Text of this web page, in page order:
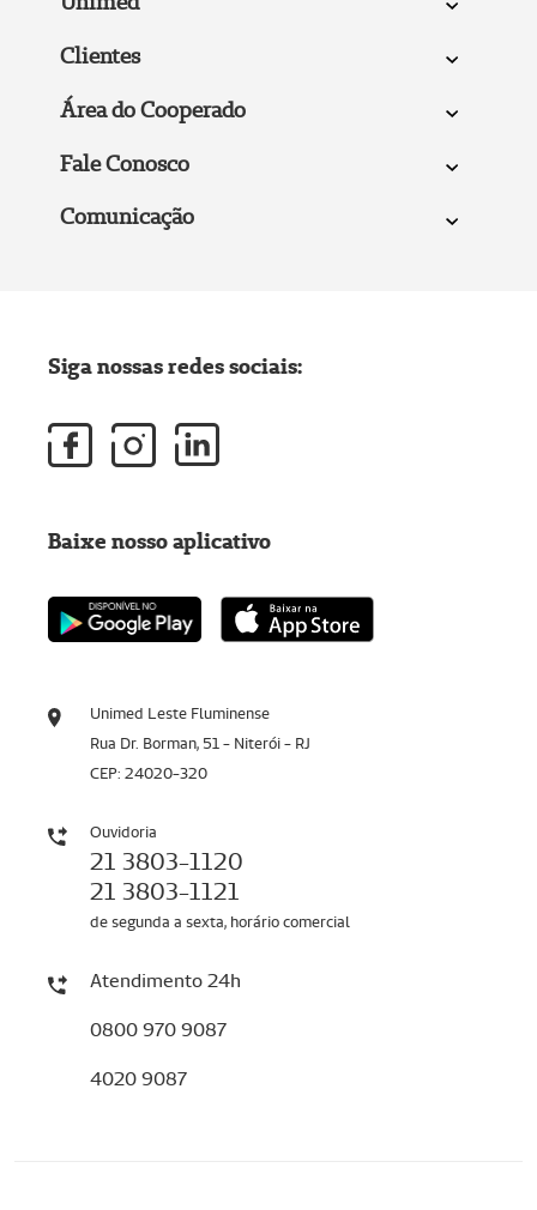
Clientes
Área do Cooperado
Fale Conosco
Comunicação
Unimed Leste Fluminense
Rua Dr. Borman, 51 - Niterói - RJ
CEP: 24020-320
Ouvidoria
21 3803-1120
21 3803-1121
de segunda a sexta, horário comercial
Atendimento 24h
0800 970 9087
4020 9087
Siga nossas redes sociais:
Baixe nosso aplicativo